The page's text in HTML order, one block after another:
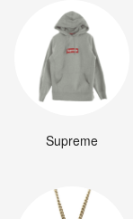
Supreme